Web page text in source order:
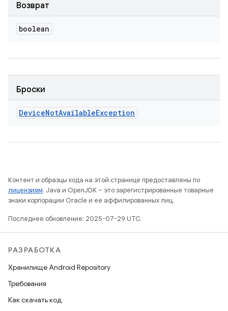
Возврат
boolean
Броски
DeviceNotAvailableException
Контент и образцы кода на этой странице предоставлены по
лицензиям. Java и OpenJDK – это зарегистрированные товарные
знаки корпорации Oracle и ее аффилированных лиц.
Последнее обновление: 2025-07-29 UTC.
РАЗРАБОТКА
Хранилище Android Repository
Требования
Как скачать код